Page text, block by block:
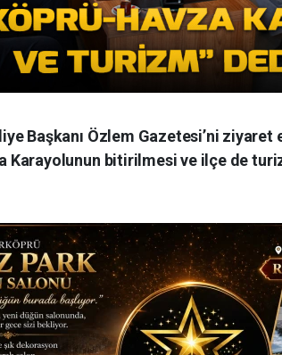
Başkanı Özlem Gazetesi’ni
Karayolunun bitirilmesi ve ilçe de